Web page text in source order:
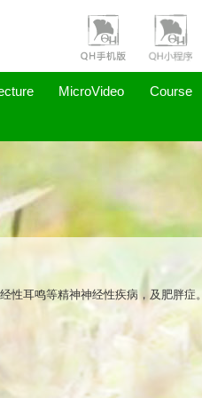
MicroVideo Course
性耳鸣等精神神经性疾病，及肥胖症。